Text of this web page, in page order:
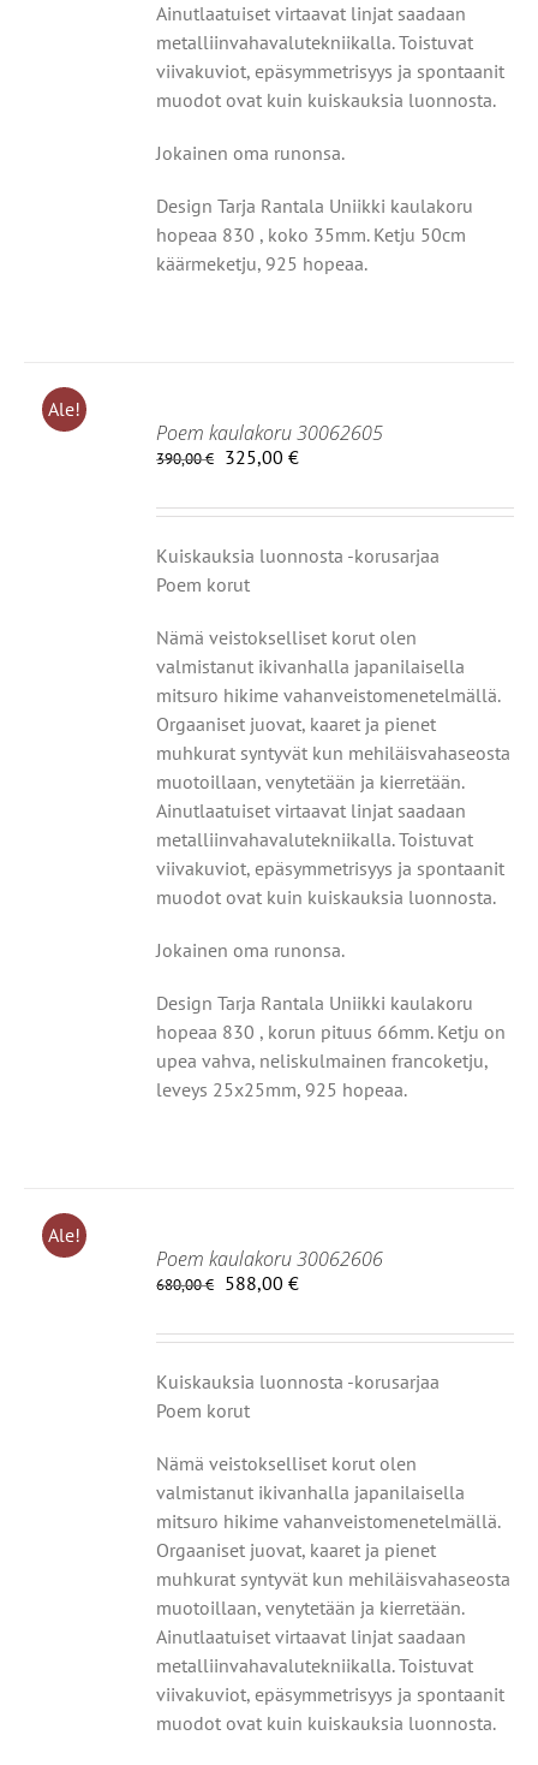
Ainutlaatuiset virtaavat linjat saadaan
metalliinvahavalutekniikalla. Toistuvat
viivakuviot, epäsymmetrisyys ja spontaanit
muodot ovat kuin kuiskauksia luonnosta.
Jokainen oma runonsa.
Design Tarja Rantala Uniikki kaulakoru
hopeaa 830 , koko 35mm. Ketju 50cm
käärmeketju, 925 hopeaa.
Ale!
Poem kaulakoru 30062605
390,00€ Alkuperäinen
oli:
325,00€Nykyinen
on:
Kuiskauksia luonnosta -korusarjaa
Poem korut
Nämä veistokselliset korut olen
valmistanut ikivanhalla japanilaisella
mitsuro hikime vahanveistomenetelmällä.
Orgaaniset juovat, kaaret ja pienet
muhkurat syntyvät kun mehiläisvahaseosta
muotoillaan, venytetään ja kierretään.
Ainutlaatuiset virtaavat linjat saadaan
metalliinvahavalutekniikalla. Toistuvat
viivakuviot, epäsymmetrisyys ja spontaanit
muodot ovat kuin kuiskauksia luonnosta.
Jokainen oma runonsa.
Design Tarja Rantala Uniikki kaulakoru
hopeaa 830 , korun pituus 66mm. Ketju on
upea vahva, neliskulmainen francoketju,
leveys 25x25mm, 925 hopeaa.
Ale!
Poem kaulakoru 30062606
680,00€
Alkuperäinen
oli:
588,00€Nykyinen
on:
Kuiskauksia luonnosta -korusarjaa
Poem korut
Nämä veistokselliset korut olen
valmistanut ikivanhalla japanilaisella
mitsuro hikime vahanveistomenetelmällä.
Orgaaniset juovat, kaaret ja pienet
muhkurat syntyvät kun mehiläisvahaseosta
muotoillaan, venytetään ja kierretään.
Ainutlaatuiset virtaavat linjat saadaan
metalliinvahavalutekniikalla. Toistuvat
viivakuviot, epäsymmetrisyys ja spontaanit
muodot ovat kuin kuiskauksia luonnosta.